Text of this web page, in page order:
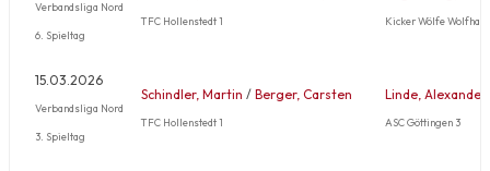
Verbandsliga Nord
6. Spieltag
TFC Hollenstedt 1 Kicker Wölfe
15.03.2026
Verbandsliga Nord
3. Spieltag
Schindler, Martin / Berger, Carsten
TFC Hollenstedt 1
Linde, Alexander
ASC Göttingen 3